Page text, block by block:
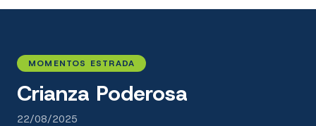
MOMENTOS ESTRADA
Crianza Poderosa
22/08/2025